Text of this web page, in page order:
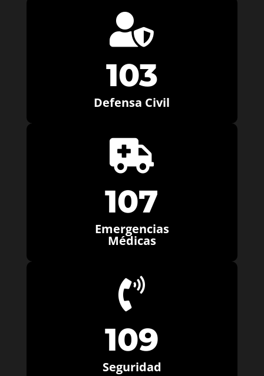

103
Defensa Civil

107
Emergencias
Médicas

109
Seguridad